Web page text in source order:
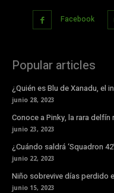
Facebook
Popular articles
¿Quién es Blu de Xanadu, el
junio 28, 2023
Conoce a Pinky, la rara delfín
junio 23, 2023
¿Cuándo saldrá ‘Squadron
junio 22, 2023
Niño sobrevive días perdido
junio 15, 2023